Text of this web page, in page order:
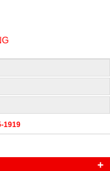
1919